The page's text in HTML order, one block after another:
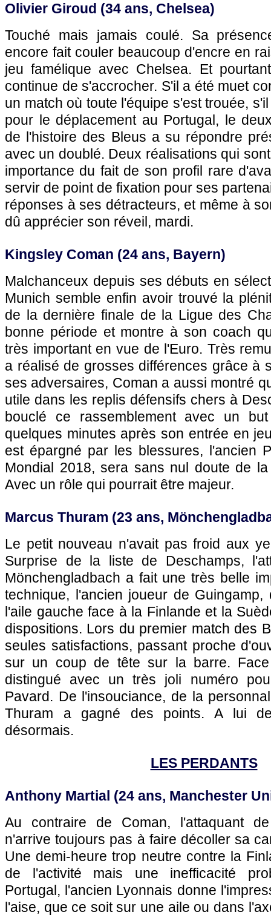
Olivier Giroud (34 ans, Chelsea)
Touché mais jamais coulé. Sa
encore fait couler beaucoup d'encre en
jeu famélique avec Chelsea. Et
continue de s'accrocher. S'il a été muet
un match où toute l'équipe s'est trouée,
pour le déplacement au Portugal, le
de l'histoire des Bleus a su répondre
avec un doublé. Deux réalisations qui
importance du fait de son profil rare
servir de point de fixation pour ses
réponses à ses détracteurs, et même à
dû apprécier son réveil, mardi.
Kingsley Coman (24 ans, Bayern)
Malchanceux depuis ses débuts en
Munich semble enfin avoir trouvé la
de la dernière finale de la Ligue des
bonne période et montre à son coach
très important en vue de l'Euro. Très
a réalisé de grosses différences grâce à
ses adversaires, Coman a aussi montré
utile dans les replis défensifs chers à
bouclé ce rassemblement avec un
quelques minutes après son entrée en
est épargné par les blessures, l'ancien
Mondial 2018, sera sans nul doute de
Avec un rôle qui pourrait être majeur.
Marcus Thuram (23 ans,
Le petit nouveau n'avait pas froid aux
Surprise de la liste de Deschamps,
Mönchengladbach a fait une très belle
technique, l'ancien joueur de
l'aile gauche face à la Finlande et la
dispositions. Lors du premier match des
seules satisfactions, passant proche
sur un coup de tête sur la barre.
distingué avec un très joli numéro
Pavard. De l'insouciance, de la
Thuram a gagné des points. A lui
désormais.
LES PERDANTS
Anthony Martial (24 ans, Manchester
Au contraire de Coman, l'attaquant
n'arrive toujours pas à faire décoller sa
Une demi-heure trop neutre contre la
de l'activité mais une inefficacité
Portugal, l'ancien Lyonnais donne
l'aise, que ce soit sur une aile ou dans